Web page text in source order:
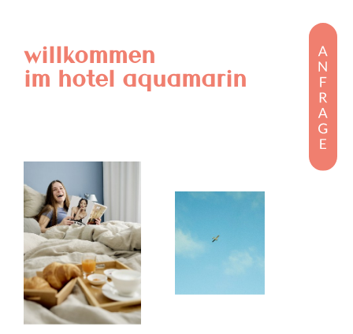
willkommen
im hotel aquamarin